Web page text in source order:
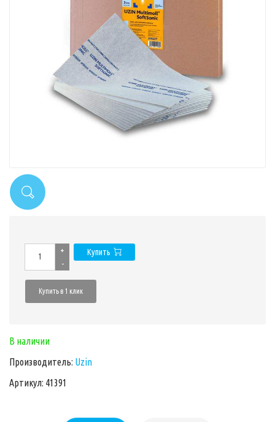
+
-
Купить
Купить в 1 клик
В наличии
Производитель: Uzin
Артикул: 41391